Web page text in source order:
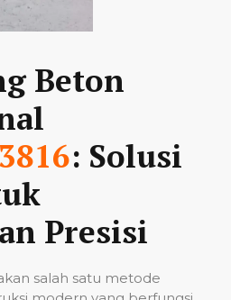
Beton
: Solusi
Presisi
salah satu metode